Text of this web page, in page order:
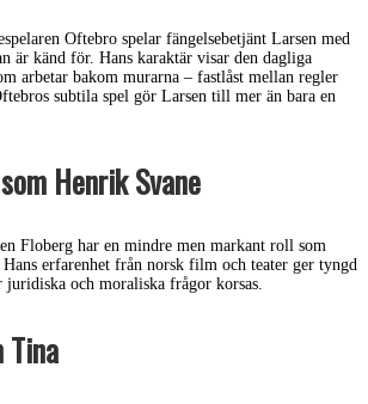
Oftebro spelar fängelsebetjänt Larsen med
är känd för. Hans karaktär visar den dagliga
arbetar bakom murarna – fastlåst mellan regler
subtila spel gör Larsen till mer än bara en
Henrik Svane
Floberg har en mindre men markant roll som
Hans erfarenhet från norsk film och teater ger tyngd
juridiska och moraliska frågor korsas.
Tina